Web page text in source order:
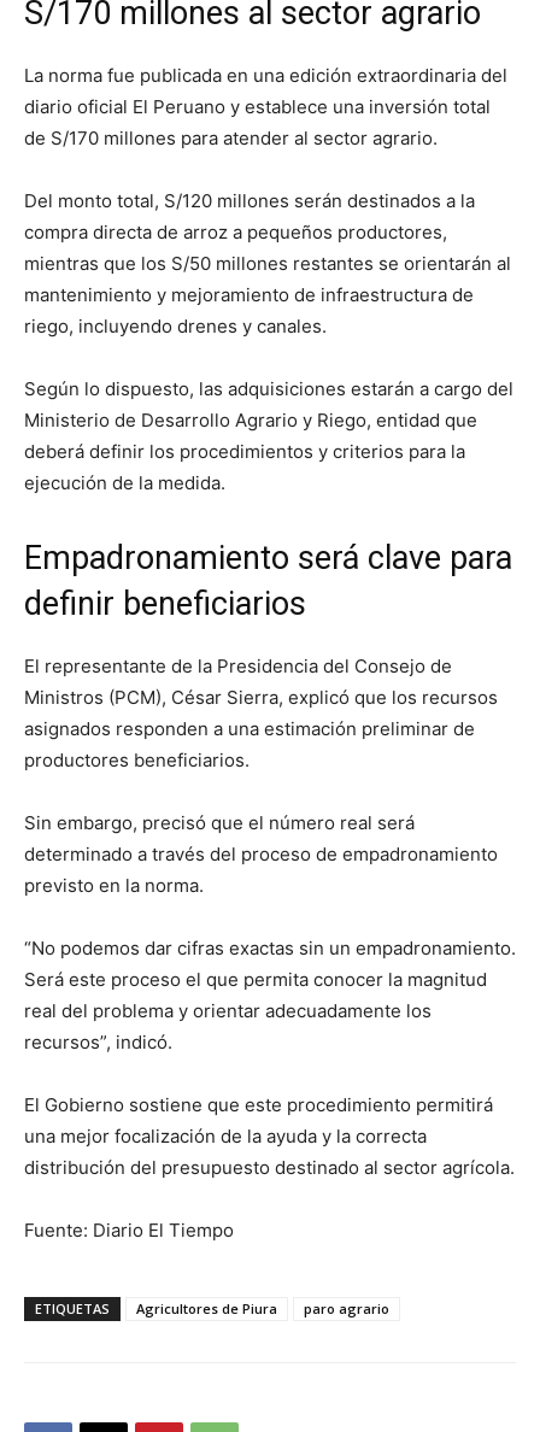
S/170 millones al sector agrario
La norma fue publicada en una edición extraordinaria del
diario oficial El Peruano y establece una inversión total
de S/170 millones para atender al sector agrario.
Del monto total, S/120 millones serán destinados a la
compra directa de arroz a pequeños productores,
mientras que los S/50 millones restantes se orientarán al
mantenimiento y mejoramiento de infraestructura de
riego, incluyendo drenes y canales.
Según lo dispuesto, las adquisiciones estarán a cargo del
Ministerio de Desarrollo Agrario y Riego, entidad que
deberá definir los procedimientos y criterios para la
ejecución de la medida.
Empadronamiento será clave para
definir beneficiarios
El representante de la Presidencia del Consejo de
Ministros (PCM), César Sierra, explicó que los recursos
asignados responden a una estimación preliminar de
productores beneficiarios.
Sin embargo, precisó que el número real será
determinado a través del proceso de empadronamiento
previsto en la norma.
“No podemos dar cifras exactas sin un empadronamiento.
Será este proceso el que permita conocer la magnitud
real del problema y orientar adecuadamente los
recursos”, indicó.
El Gobierno sostiene que este procedimiento permitirá
una mejor focalización de la ayuda y la correcta
distribución del presupuesto destinado al sector agrícola.
Fuente: Diario El Tiempo
ETIQUETAS Agricultores de Piura paro agrario